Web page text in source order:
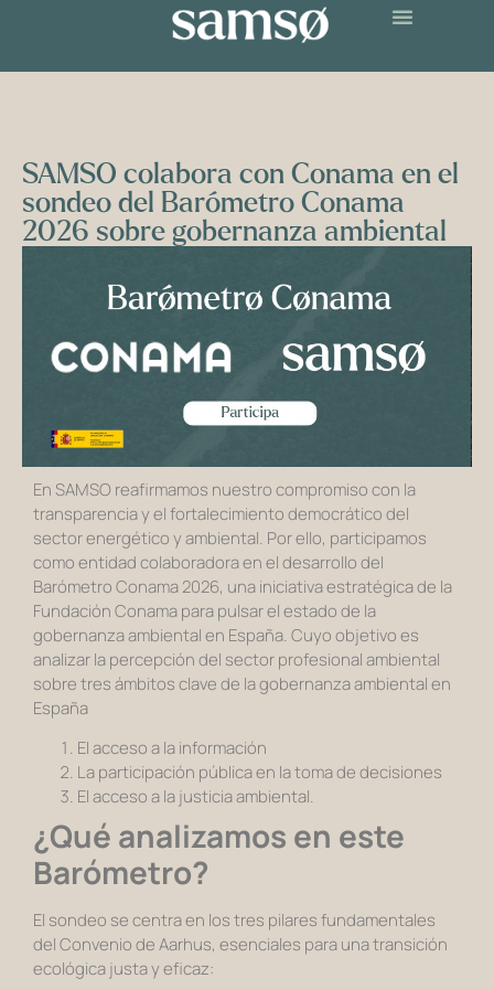
SAMSO colabora con Conama en el
sondeo del Barómetro Conama
2026 sobre gobernanza ambiental
En SAMSO reafirmamos nuestro compromiso con la
transparencia y el fortalecimiento democrático del
sector energético y ambiental. Por ello, participamos
como entidad colaboradora en el desarrollo del
Barómetro Conama 2026, una iniciativa estratégica de la
Fundación Conama para pulsar el estado de la
gobernanza ambiental en España. Cuyo objetivo es
analizar la percepción del sector profesional ambiental
sobre tres ámbitos clave de la gobernanza ambiental en
España
El acceso a la información
La participación pública en la toma de decisiones
El acceso a la justicia ambiental.
¿Qué analizamos en este
Barómetro?
El sondeo se centra en los tres pilares fundamentales
del Convenio de Aarhus, esenciales para una transición
ecológica justa y eficaz: